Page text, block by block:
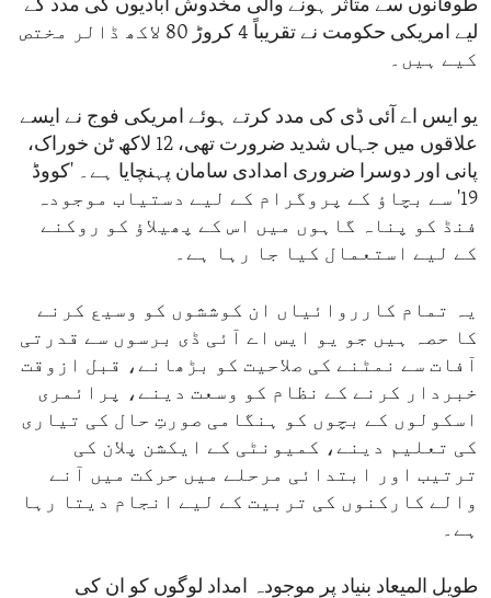
طوفانوں سے متاثر ہونے والی مخدوش آبادیوں کی مدد کے
لیے امریکی حکومت نے تقریباً 4 کروڑ 80 لاکھ ڈالر مختص
کیے ہیں۔
یو ایس اے آئی ڈی کی مدد کرتے ہوئے امریکی فوج نے ایسے
علاقوں میں جہاں شدید ضرورت تھی، 12 لاکھ ٹن خوراک،
پانی اور دوسرا ضروری امدادی سامان پہنچایا ہے۔ 'کووڈ
19' سے بچاؤ کے پروگرام کے لیے دستیاب موجودہ
فنڈ کو پناہ گاہوں میں اس کے پھیلاؤ کو روکنے
کے لیے استعمال کیا جا رہا ہے۔
یہ تمام کارروائیاں ان کوششوں کو وسیع کرنے
کا حصہ ہیں جو یو ایس اے آئی ڈی برسوں سے قدرتی
آفات سے نمٹنے کی صلاحیت کو بڑھانے، قبل ازوقت
خبردار کرنے کے نظام کو وسعت دینے، پرائمری
اسکولوں کے بچوں کو ہنگامی صورتِ حال کی تیاری
کی تعلیم دینے، کمیونٹی کے ایکشن پلان کی
ترتیب اور ابتدائی مرحلے میں حرکت میں آنے
والے کارکنوں کی تربیت کے لیے انجام دیتا رہا
ہے۔
طویل المیعاد بنیاد پر موجودہ امداد لوگوں کو ان کی